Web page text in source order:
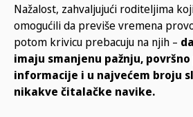
Nažalost, zahvaljujući roditeljima
omogućili da previše vremena
potom krivicu prebacuju na njih –
imaju smanjenu pažnju,
informacije i u najvećem broju
nikakve čitalačke navike.